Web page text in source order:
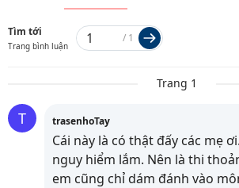
Tìm tới
Trang bình luận
/ 1
Trang 1
T trasenhoTay
Cái này là có thật đấy các mẹ
nguy hiểm lắm. Nên là thi
em cũng chỉ dám đánh vào